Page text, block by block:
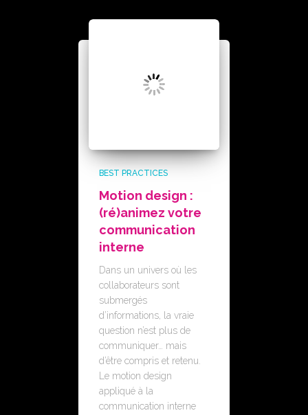
BEST PRACTICES
Motion design :
(ré)animez votre
communication
interne
Dans un univers où les
collaborateurs sont
submergés
d’informations, la vraie
question n’est plus de
communiquer… mais
d’être compris et retenu.
Le motion design
appliqué à la
communication interne